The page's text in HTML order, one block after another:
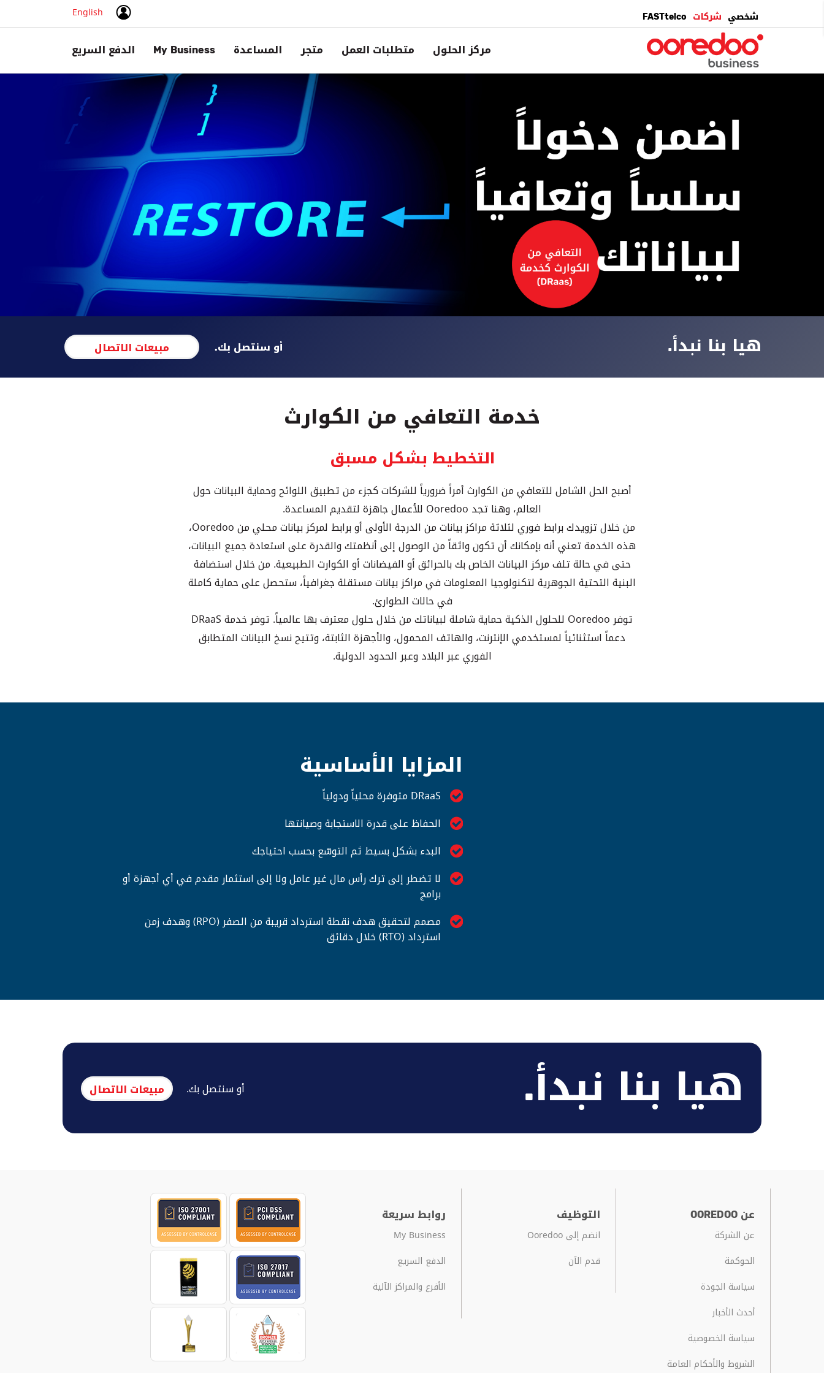
شخصي شركات FASTtelco
English
مركز الحلول متطلبات العمل متجر المساعدة My Business الدفع السريع
هيا بنا نبدأ. أو سنتصل بك. مبيعات الاتصال
خدمة التعافي من الكوارث
التخطيط بشكل مسبق
أصبح الحل الشامل للتعافي من الكوارث أمراً ضرورياً للشركات كجزء من تطبيق اللوائح وحماية البيانات حول
العالم، وهنا تجد Ooredoo للأعمال جاهزة لتقديم المساعدة.
من خلال تزويدك برابط فوري لثلاثة مراكز بيانات من الدرجة الأولى أو برابط لمركز بيانات محلي من Ooredoo،
هذه الخدمة تعني أنه بإمكانك أن تكون واثقاً من الوصول إلى أنظمتك والقدرة على استعادة جميع البيانات،
حتى في حالة تلف مركز البيانات الخاص بك بالحرائق أو الفيضانات أو الكوارث الطبيعية. من خلال استضافة
البنية التحتية الجوهرية لتكنولوجيا المعلومات في مراكز بيانات مستقلة جغرافياً، ستحصل على حماية كاملة
في حالات الطوارئ.
توفر Ooredoo للحلول الذكية حماية شاملة لبياناتك من خلال حلول معترف بها عالمياً. توفر خدمة DRaaS
دعماً استثنائياً لمستخدمي الإنترنت، والهاتف المحمول، والأجهزة الثابتة، وتتيح نسخ البيانات المتطابق
الفوري عبر البلاد وعبر الحدود الدولية.
المزايا الأساسية
DRaaS متوفرة محلياً ودولياً
الحفاظ على قدرة الاستجابة وصيانتها
البدء بشكل بسيط ثم التوسّع بحسب احتياجك
لا تضطر إلى ترك رأس مال غير عامل ولا إلى استثمار مقدم في أي أجهزة أو
برامج
مصمم لتحقيق هدف نقطة استرداد قريبة من الصفر (RPO) وهدف زمن
استرداد (RTO) خلال دقائق
هيا بنا نبدأ. أو سنتصل بك. مبيعات الاتصال
عن OOREDOO
عن الشركة
الحوكمة
سياسة الجودة
أحدث الأخبار
سياسة الخصوصية
الشروط والأحکام العامة
التوظيف
انضم إلى Ooredoo
قدم الآن
روابط سريعة
My Business
الدفع السريع
الأفرع والمراكز الآلية